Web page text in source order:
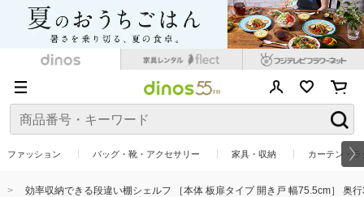
ファッション バッグ・靴・アクセサリー 家具・収納 カーテン・
効率収納できる段違い棚シェルフ ［本体 板扉タイプ 開き戸 幅75.5cm］ 奥